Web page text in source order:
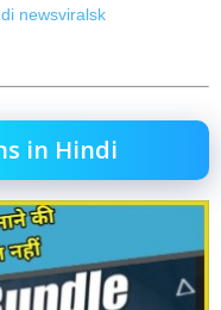
newsviralsk
in Hindi